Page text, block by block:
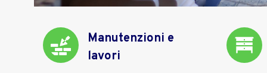
Manutenzioni e
lavori